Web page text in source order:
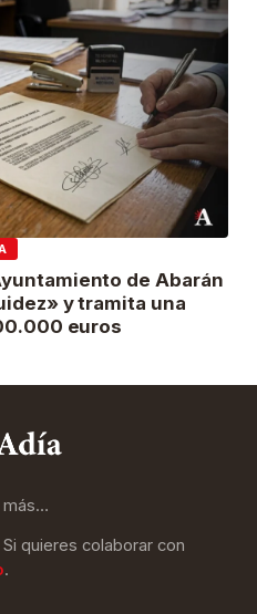
de Abarán
y tramita una
euros
más…
quieres colaborar con
.